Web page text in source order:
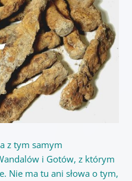
z tym samym
i Gotów, z którym
Nie ma tu ani słowa o tym,